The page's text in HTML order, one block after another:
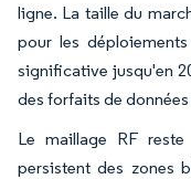
ligne. La taille du
pour les
significative jusqu'en
des forfaits de
Le maillage RF
persistent des zones